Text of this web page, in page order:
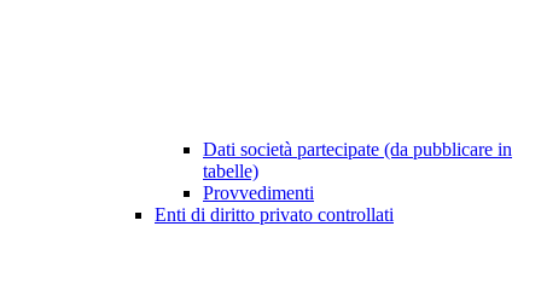
Dati società partecipate (da pubblicare in
tabelle)
Provvedimenti
Enti di diritto privato controllati